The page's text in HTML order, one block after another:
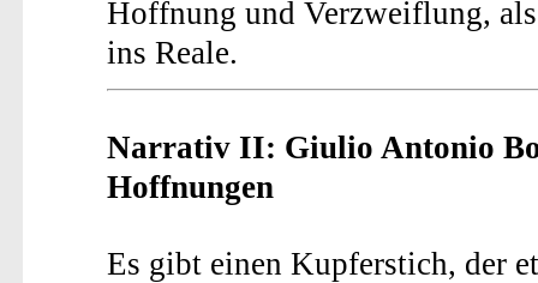
Hoffnung und Verzweiflung,
ins Reale.
Narrativ II: Giulio Antonio
Hoffnungen
Es gibt einen Kupferstich, der